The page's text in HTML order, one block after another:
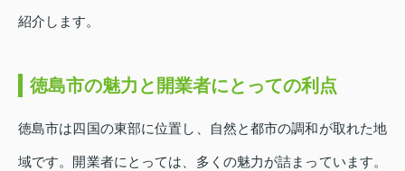
紹介します。
徳島市の魅力と開業者にとっての利点
徳島市は四国の東部に位置し、自然と都市の調和が取れた地
域です。開業者にとっては、多くの魅力が詰まっています。